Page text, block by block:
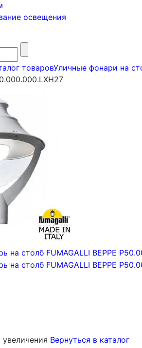
освещения
товаровУличные фонари на
Вернуться в каталог